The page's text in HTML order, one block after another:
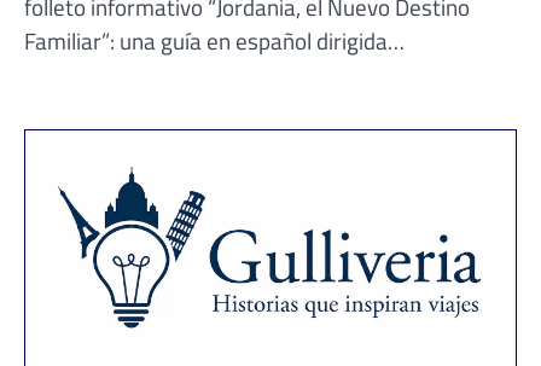
Familiar”: una guía en español dirigida…